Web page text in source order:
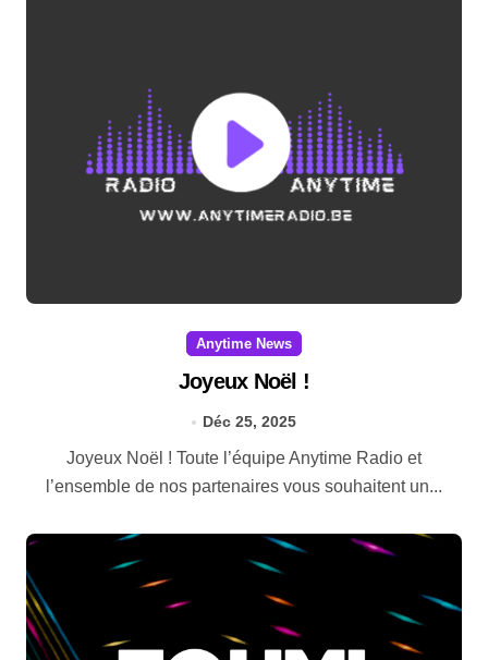
Anytime News
Joyeux Noël !
Déc 25, 2025
Joyeux Noël ! Toute l’équipe Anytime Radio et
l’ensemble de nos partenaires vous souhaitent un...